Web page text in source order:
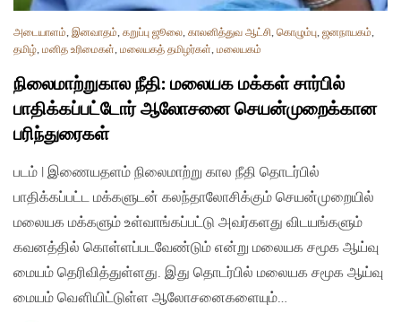
அடையாளம், இனவாதம், கறுப்பு ஜூலை, காலனித்துவ ஆட்சி, கொழும்பு, ஜனநாயகம்,
தமிழ், மனித உரிமைகள், மலையகத் தமிழர்கள், மலையகம்
நிலைமாற்றுகால நீதி: மலையக மக்கள் சார்பில்
பாதிக்கப்பட்டோர் ஆலோசனை செயன்முறைக்கான
பரிந்துரைகள்
படம் | இணையதளம் நிலைமாற்று கால நீதி தொடர்பில்
பாதிக்கப்பட்ட மக்களுடன் கலந்தாலோசிக்கும் செயன்முறையில்
மலையக மக்களும் உள்வாங்கப்பட்டு அவர்களது விடயங்களும்
கவனத்தில் கொள்ளப்படவேண்டும் என்று மலையக சமூக ஆய்வு
மையம் தெரிவித்துள்ளது. இது தொடர்பில் மலையக சமூக ஆய்வு
மையம் வௌியிட்டுள்ள ஆலோசனைகளையும்…